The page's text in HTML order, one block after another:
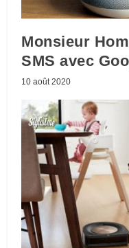
Monsieur
SMS avec
10 août 2020